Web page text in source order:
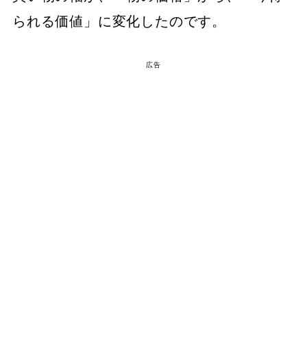
られる価値」に変化したのです。
広告